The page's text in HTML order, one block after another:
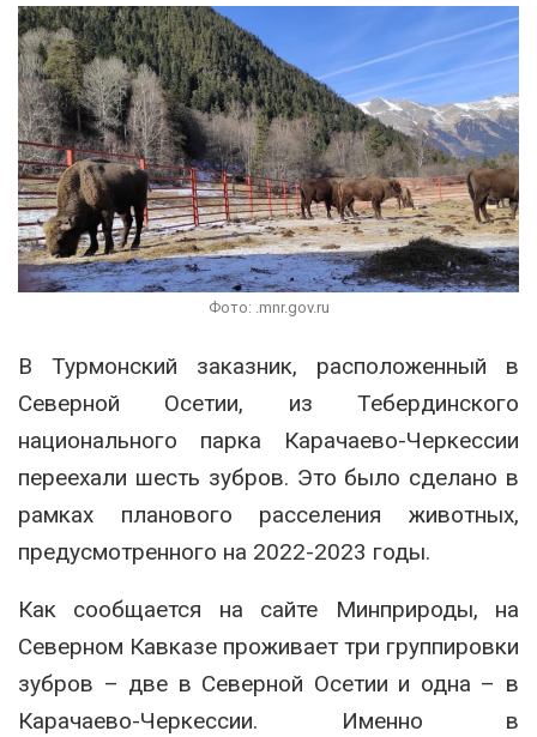
Фото: .mnr.gov.ru
В Турмонский заказник, расположенный в
Северной Осетии, из Тебердинского
национального парка Карачаево-Черкессии
переехали шесть зубров. Это было сделано в
рамках планового расселения животных,
предусмотренного на 2022-2023 годы.
Как сообщается на сайте Минприроды, на
Северном Кавказе проживает три группировки
зубров – две в Северной Осетии и одна – в
Карачаево-Черкессии. Именно в